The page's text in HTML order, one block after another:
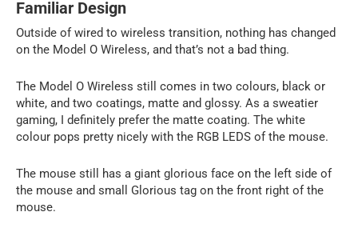
Familiar Design
Outside of wired to wireless transition, nothing has changed
on the Model O Wireless, and that’s not a bad thing.
The Model O Wireless still comes in two colours, black or
white, and two coatings, matte and glossy. As a sweatier
gaming, I definitely prefer the matte coating. The white
colour pops pretty nicely with the RGB LEDS of the mouse.
The mouse still has a giant glorious face on the left side of
the mouse and small Glorious tag on the front right of the
mouse.